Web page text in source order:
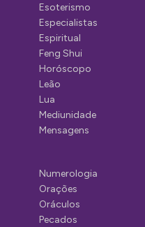
Esoterismo
Especialistas
Espiritual
Feng Shui
Horóscopo
Leão
Lua
Mediunidade
Mensagens
Numerologia
Orações
Oráculos
Pecados